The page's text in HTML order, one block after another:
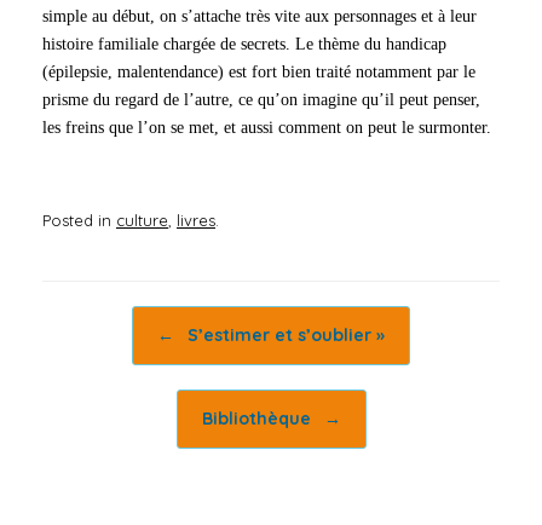
simple au début, on s’attache très vite aux personnages et à leur
histoire familiale chargée de secrets. Le thème du handicap
(épilepsie, malentendance) est fort bien traité notamment par le
prisme du regard de l’autre, ce qu’on imagine qu’il peut penser,
les freins que l’on se met, et aussi comment on peut le surmonter.
Posted in culture livres
← S’estimer et s’oublier »
Bibliothèque →